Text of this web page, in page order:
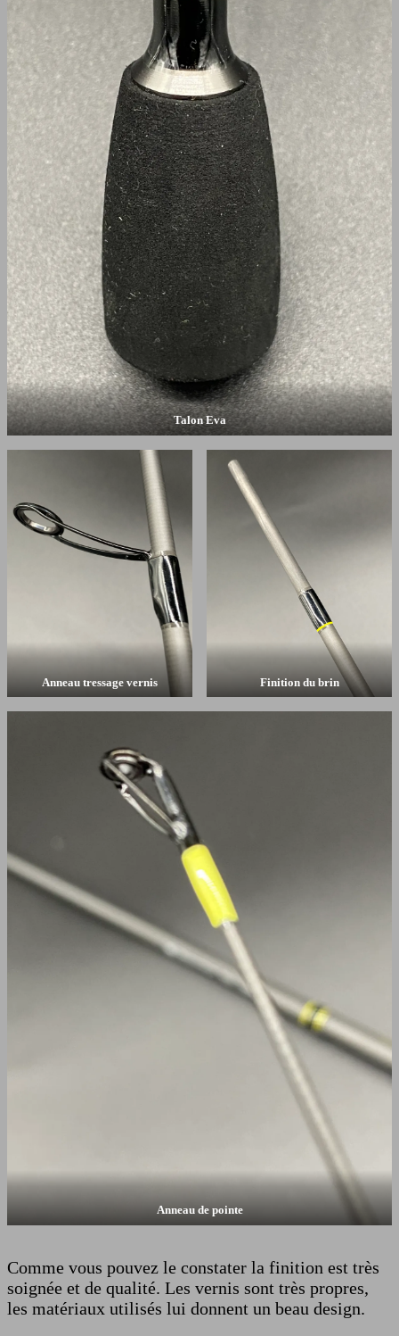
Talon Eva
Anneau tressage vernis Finition du brin
Anneau de pointe
Comme vous pouvez le constater la finition est très
soignée et de qualité. Les vernis sont très propres,
les matériaux utilisés lui donnent un beau design.